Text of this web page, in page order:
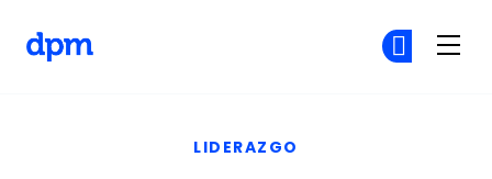
LIDERAZGO